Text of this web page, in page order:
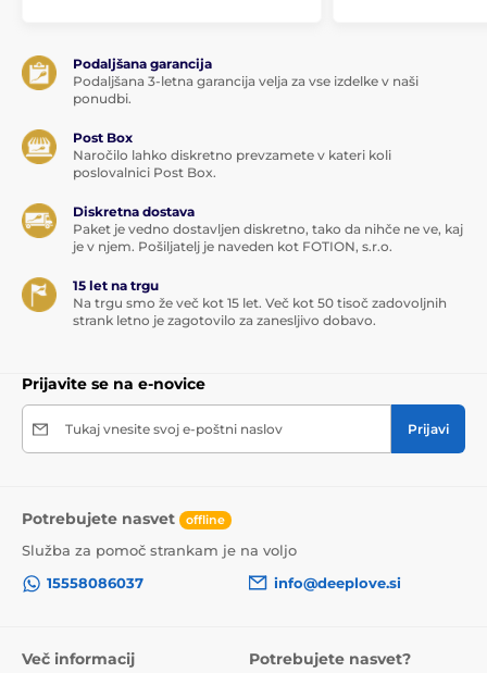
Podaljšana garancija
Podaljšana 3-letna garancija velja za vse izdelke v naši
ponudbi.
Post Box
Naročilo lahko diskretno prevzamete v kateri koli
poslovalnici Post Box.
Diskretna dostava
Paket je vedno dostavljen diskretno, tako da nihče ne ve, kaj
je v njem. Pošiljatelj je naveden kot FOTION, s.r.o.
15 let na trgu
Na trgu smo že več kot 15 let. Več kot 50 tisoč zadovoljnih
strank letno je zagotovilo za zanesljivo dobavo.
Prijavite se na e-novice
Tukaj vnesite svoj e-poštni naslov Prijavi
Potrebujete nasvet offline
Služba za pomoč strankam je na voljo
15558086037
info@deeplove.si
Več informacij Potrebujete nasvet?